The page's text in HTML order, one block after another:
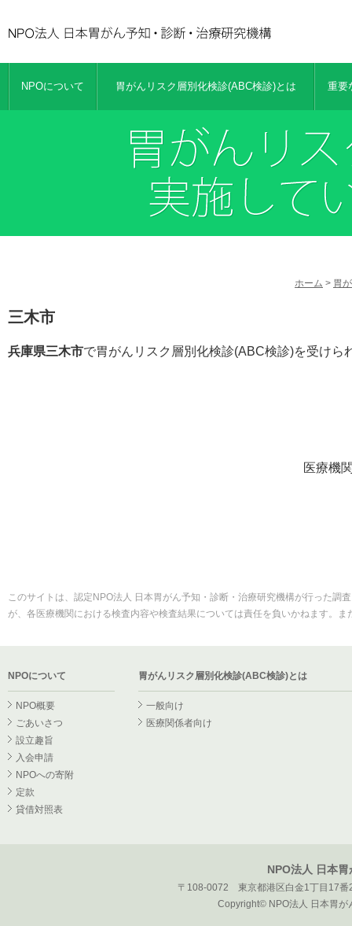
NPOについて 胃がんリスク層別化検診(ABC検診)とは 重要
ホーム > 胃
三木市
兵庫県三木市で胃がんリスク層別化検診(ABC検診)を受け
医療機
このサイトは、認定NPO法人 日本胃がん予知・診断・治療研究機構が行った
が、各医療機関における検査内容や検査結果については責任を負いかねます。
NPOについて
NPO概要
ごあいさつ
設立趣旨
入会申請
NPOへの寄附
定款
貸借対照表
胃がんリスク層別化検診(ABC検診)とは
一般向け
医療関係者向け
NPO法人 日本
〒108-0072 東京都港区白金1丁目17
Copyright© NPO法人 日本胃が